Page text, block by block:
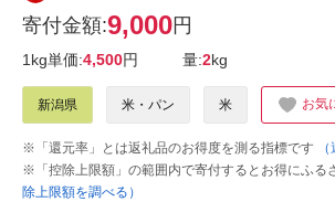
寄付金額:9,000円
1kg単価:4,500円 量:2kg
新潟県 米・パン 米 お気
※「還元率」とは返礼品のお得度を測る指標です
※「控除上限額」の範囲内で寄付するとお得にふる
除上限額を調べる）